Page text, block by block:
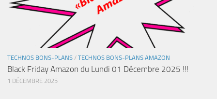
TECHNOS BONS-PLANS / TECHNOS BONS-PLANS AMAZON
Black Friday Amazon du Lundi 01 Décembre 2025 !!!
1 DÉCEMBRE 2025